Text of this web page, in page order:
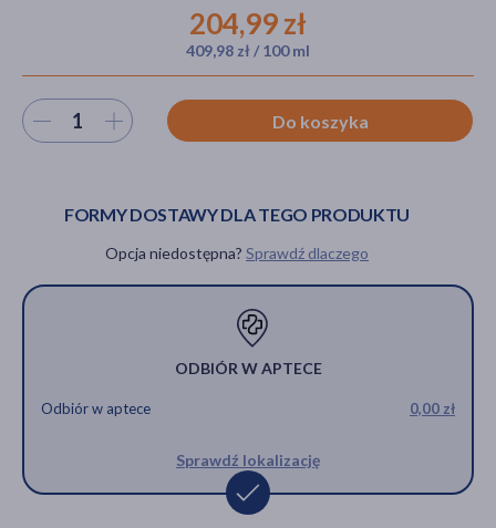
204,99 zł
409,98 zł / 100 ml
Wybierz ilość Do koszyka
FORMY DOSTAWY DLA TEGO PRODUKTU
Opcja niedostępna? Sprawdź dlaczego
ODBIÓR W APTECE
Odbiór w aptece 0,00 zł
Sprawdź lokalizację